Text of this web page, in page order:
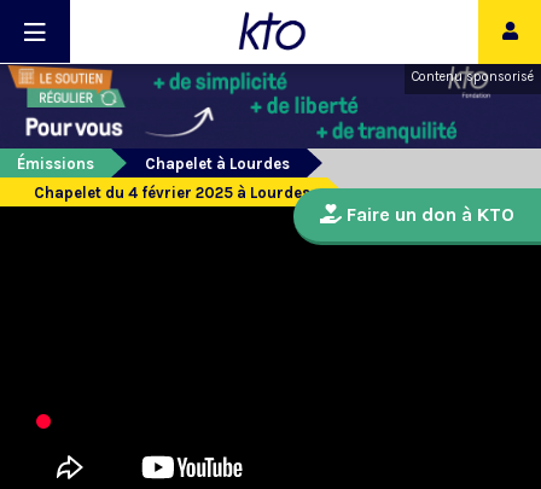
Contenu sponsorisé
Émissions
Chapelet à Lourdes
Chapelet du 4 février 2025 à Lourdes
Faire un don à KTO